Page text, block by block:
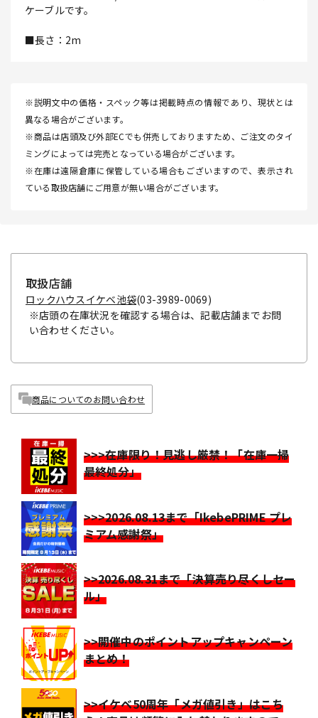
ケーブルです。
■長さ：2m
※説明文中の価格・スペック等は掲載時点の情報であり、現状とは
異なる場合がございます。
※商品は店頭及び外部ECでも併売しておりますため、ご注文のタイ
ミングによっては完売となっている場合がございます。
※在庫は遠隔倉庫に保管している場合もございますので、表示され
ている取扱店舗にご用意が無い場合がございます。
取扱店舗
ロックハウスイケベ池袋(03-3989-0069)
※店頭の在庫状況を確認する場合は、記載店舗までお問
い合わせください。
商品についてのお問い合わせ
>>>在庫限り！見逃し厳禁！「在庫一掃
最終処分」
>>>2026.08.13まで「IkebePRIME プレ
ミアム感謝祭」
>>2026.08.31まで「決算売り尽くしセー
ル」
>>開催中のポイントアップキャンペーン
まとめ！
>>イケベ50周年「メガ値引き」はこち